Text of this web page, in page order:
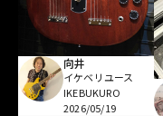
向井
イケベリユース
IKEBUKURO
2026/05/19